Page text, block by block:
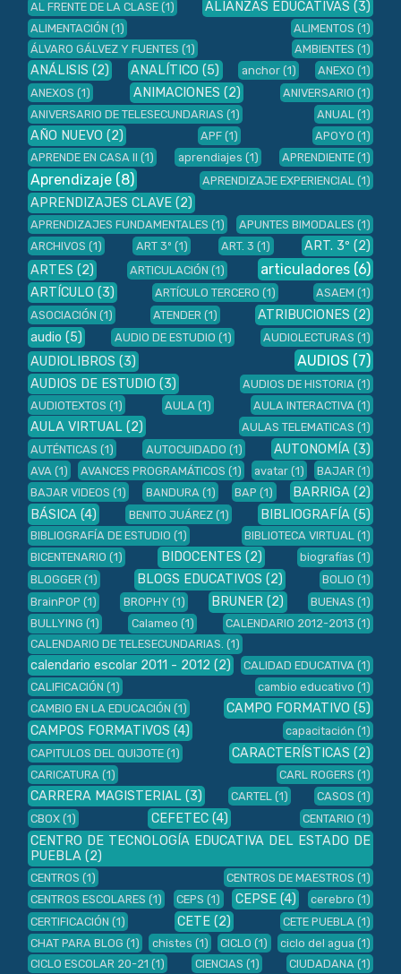
AL FRENTE DE LA CLASE (1) ALIANZAS EDUCATIVAS (3)
ALIMENTACIÓN (1) ALIMENTOS (1)
ÁLVARO GÁLVEZ Y FUENTES (1) AMBIENTES (1)
ANÁLISIS (2) ANALÍTICO (5) anchor (1) ANEXO (1)
ANEXOS (1) ANIMACIONES (2) ANIVERSARIO (1)
ANIVERSARIO DE TELESECUNDARIAS (1) ANUAL (1)
AÑO NUEVO (2) APF (1) APOYO (1)
APRENDE EN CASA II (1) aprendiajes (1) APRENDIENTE (1)
Aprendizaje (8) APRENDIZAJE EXPERIENCIAL (1)
APRENDIZAJES CLAVE (2)
APRENDIZAJES FUNDAMENTALES (1) APUNTES BIMODALES (1)
ARCHIVOS (1) ART 3º (1) ART. 3 (1) ART. 3º (2)
ARTES (2) ARTICULACIÓN (1) articuladores (6)
ARTÍCULO (3) ARTÍCULO TERCERO (1) ASAEM (1)
ASOCIACIÓN (1) ATENDER (1) ATRIBUCIONES (2)
audio (5) AUDIO DE ESTUDIO (1) AUDIOLECTURAS (1)
AUDIOLIBROS (3) AUDIOS (7)
AUDIOS DE ESTUDIO (3) AUDIOS DE HISTORIA (1)
AUDIOTEXTOS (1) AULA (1) AULA INTERACTIVA (1)
AULA VIRTUAL (2) AULAS TELEMATICAS (1)
AUTÉNTICAS (1) AUTOCUIDADO (1) AUTONOMÍA (3)
AVA (1) AVANCES PROGRAMÁTICOS (1) avatar (1) BAJAR (1)
BAJAR VIDEOS (1) BANDURA (1) BAP (1) BARRIGA (2)
BÁSICA (4) BENITO JUÁREZ (1) BIBLIOGRAFÍA (5)
BIBLIOGRAFÍA DE ESTUDIO (1) BIBLIOTECA VIRTUAL (1)
BICENTENARIO (1) BIDOCENTES (2) biografías (1)
BLOGGER (1) BLOGS EDUCATIVOS (2) BOLIO (1)
BrainPOP (1) BROPHY (1) BRUNER (2) BUENAS (1)
BULLYING (1) Calameo (1) CALENDARIO 2012-2013 (1)
CALENDARIO DE TELESECUNDARIAS. (1)
calendario escolar 2011 - 2012 (2) CALIDAD EDUCATIVA (1)
CALIFICACIÓN (1) cambio educativo (1)
CAMBIO EN LA EDUCACIÓN (1) CAMPO FORMATIVO (5)
CAMPOS FORMATIVOS (4) capacitación (1)
CAPITULOS DEL QUIJOTE (1) CARACTERÍSTICAS (2)
CARICATURA (1) CARL ROGERS (1)
CARRERA MAGISTERIAL (3) CARTEL (1) CASOS (1)
CBOX (1) CEFETEC (4) CENTARIO (1)
CENTRO DE TECNOLOGÍA EDUCATIVA DEL ESTADO DE
PUEBLA (2)
CENTROS (1) CENTROS DE MAESTROS (1)
CENTROS ESCOLARES (1) CEPS (1) CEPSE (4) cerebro (1)
CERTIFICACIÓN (1) CETE (2) CETE PUEBLA (1)
CHAT PARA BLOG (1) chistes (1) CICLO (1) ciclo del agua (1)
CICLO ESCOLAR 20-21 (1) CIENCIAS (1) CIUDADANA (1)